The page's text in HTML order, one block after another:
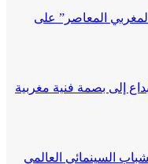
المعاصر” على
إلى بصمة فنية مغربية
السينمائي العالمي